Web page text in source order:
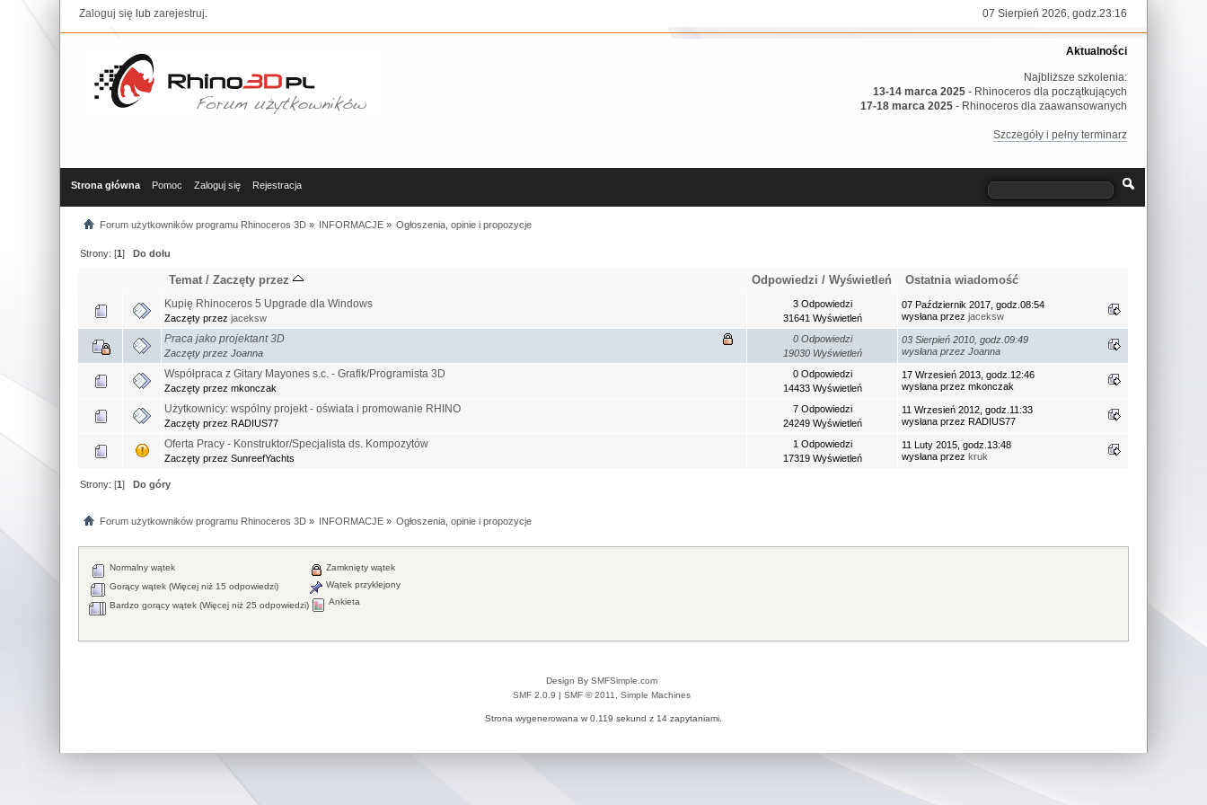
Zaloguj się lubzarejestruj. 07 Sierpień 2026, godz.23:16
Aktualności
Najbliższe szkolenia:
13-14 marca 2025 - Rhinoceros dla początkujących
17-18 marca 2025 - Rhinoceros dla zaawansowanych
Szczegóły i pełny terminarz
Strona główna Pomoc Zaloguj się Rejestracja
Forum użytkowników programu Rhinoceros 3D» INFORMACJE » Ogłoszenia, opinie i propozycje
Strony: [1]Do dołu
Temat /Zaczęty przez Odpowiedzi /Wyświetleń Ostatnia wiadomość
Kupię Rhinoceros 5 Upgrade dla Windows
Zaczęty przezjaceksw
3 Odpowiedzi
31641 Wyświetleń
07 Październik 2017, godz.08:54
wysłana przezjaceksw
Praca jako projektant 3D
Zaczęty przez Joanna
0 Odpowiedzi
19030 Wyświetleń
03 Sierpień 2010, godz.09:49
wysłana przez Joanna
Współpraca z Gitary Mayones s.c. - Grafik/Programista 3D
Zaczęty przez mkonczak
0 Odpowiedzi
14433 Wyświetleń
17 Wrzesień 2013, godz.12:46
wysłana przez mkonczak
Użytkownicy: wspólny projekt - oświata i promowanie RHINO
Zaczęty przez RADIUS77
7 Odpowiedzi
24249 Wyświetleń
11 Wrzesień 2012, godz.11:33
wysłana przez RADIUS77
Oferta Pracy - Konstruktor/Specjalista ds. Kompozytów
Zaczęty przez SunreefYachts
1 Odpowiedzi
17319 Wyświetleń
11 Luty 2015, godz.13:48
wysłana przezkruk
Strony: [1]Do góry
Forum użytkowników programu Rhinoceros 3D» INFORMACJE » Ogłoszenia, opinie i propozycje
Normalny wątek
Gorący wątek (Więcej niż 15 odpowiedzi)
Bardzo gorący wątek (Więcej niż 25 odpowiedzi)
Zamknięty wątek
Wątek przyklejony
Ankieta
Design By SMFSimple.com
SMF 2.0.9 | SMF © 2011 Simple Machines
Strona wygenerowana w 0.119 sekund z 14 zapytaniami.